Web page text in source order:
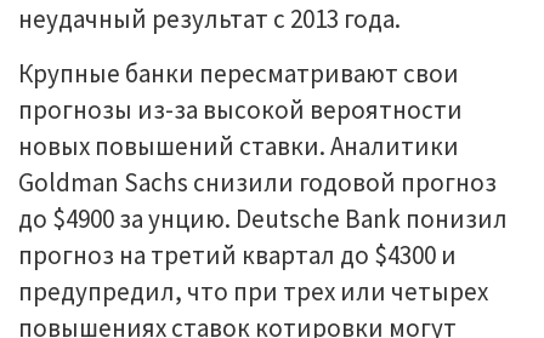
неудачный результат с 2013 года.
Крупные банки пересматривают свои
прогнозы из-за высокой вероятности
новых повышений ставки. Аналитики
Goldman Sachs снизили годовой прогноз
до $4900 за унцию. Deutsche Bank понизил
прогноз на третий квартал до $4300 и
предупредил, что при трех или четырех
повышениях ставок котировки могут